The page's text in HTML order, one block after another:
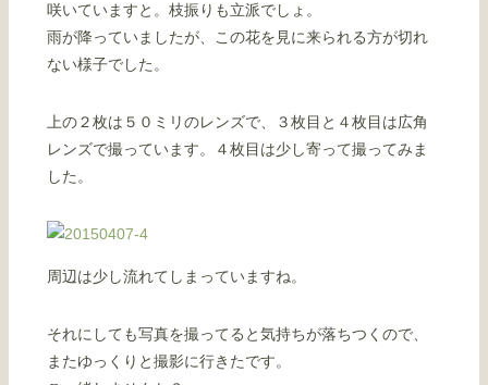
咲いていますと。枝振りも立派でしょ。
雨が降っていましたが、この花を見に来られる方が切れ
ない様子でした。
上の２枚は５０ミリのレンズで、３枚目と４枚目は広角
レンズで撮っています。４枚目は少し寄って撮ってみま
した。
周辺は少し流れてしまっていますね。
それにしても写真を撮ってると気持ちが落ちつくので、
またゆっくりと撮影に行きたです。